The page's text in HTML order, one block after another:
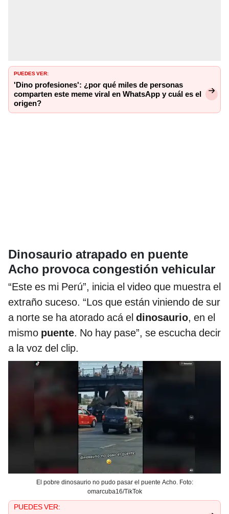
PUEDES VER:
'Dino profesiones': ¿por qué miles de personas
comparten este meme viral en WhatsApp y cuál es el
origen?
Dinosaurio atrapado en puente
Acho provoca congestión vehicular
“Este es mi Perú”, inicia el video que muestra el
extraño suceso. “Los que están viniendo de sur
a norte se ha atorado acá el dinosaurio, en el
mismo puente. No hay pase”, se escucha decir
a la voz del clip.
El pobre dinosaurio no pudo pasar el puente Acho. Foto:
omarcuba16/TikTok
PUEDES VER: